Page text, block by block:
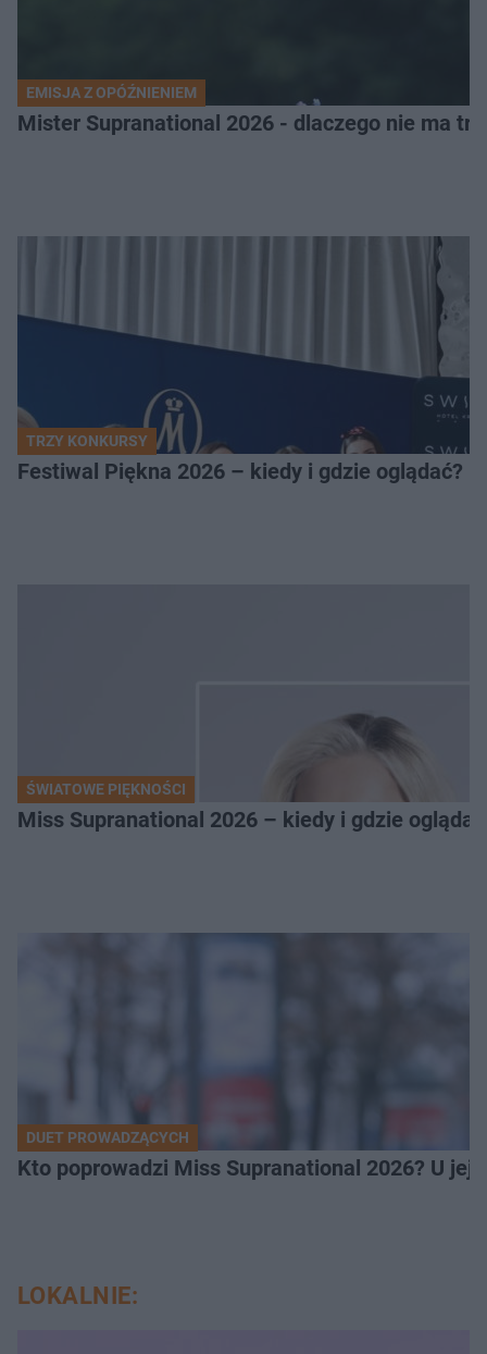
EMISJA Z OPÓŹNIENIEM
Mister Supranational 2026 - dlaczego nie ma
TRZY KONKURSY
Festiwal Piękna 2026 – kiedy i gdzie oglądać?
ŚWIATOWE PIĘKNOŚCI
Miss Supranational 2026 – kiedy i gdzie
DUET PROWADZĄCYCH
Kto poprowadzi Miss Supranational 2026? U jej
LOKALNIE: